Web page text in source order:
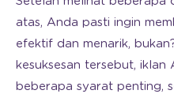
atas, Anda pasti ingin
efektif dan menarik,
kesuksesan tersebut, iklan
beberapa syarat penting,